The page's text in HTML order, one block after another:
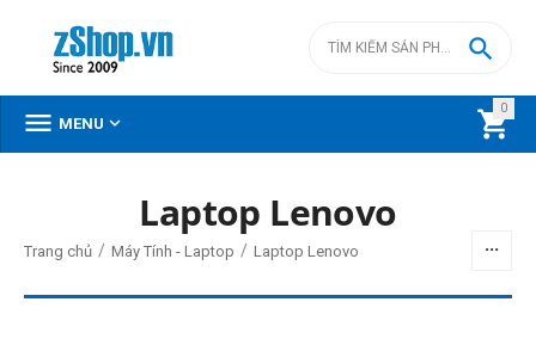
0


 MENU 
Menu
Laptop Lenovo
Trang chủ / Máy Tính - Laptop / Laptop Lenovo